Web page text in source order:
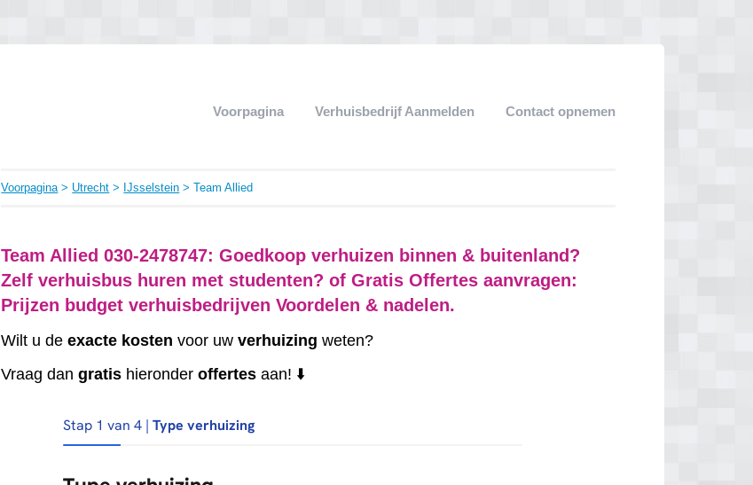
Voorpagina Verhuisbedrijf Aanmelden Contact opnemen
Voorpagina> Utrecht > IJsselstein > Team Allied
Team Allied 030-2478747: Goedkoop verhuizen binnen & buitenland?
Zelf verhuisbus huren met studenten? of Gratis Offertes aanvragen:
Prijzen budget verhuisbedrijven Voordelen & nadelen.
Wilt u deexacte kosten voor uwverhuizing weten?
Vraag dangratis hieronderoffertes aan! ⬇️